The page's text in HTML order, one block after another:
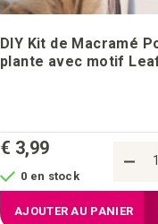
DIY Kit de Macramé
plante avec motif
€ 3,99
0 en stock
AJOUTER AU PANIER